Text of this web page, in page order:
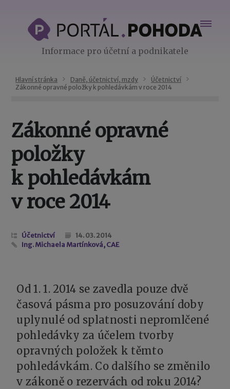
Informace pro účetní a podnikatele
Hlavní stránka Daně, účetnictví, mzdy
Účetnictví
Zákonné opravné položky k pohledávkám v roce 2014
Zákonné opravné
položky
k pohledávkám
v roce 2014
Účetnictví
14. 03. 2014
Ing. Michaela Martínková, CAE
Od 1. 1. 2014 se zavedla pouze dvě
časová pásma pro posuzování doby
uplynulé od splatnosti nepromlčené
pohledávky za účelem tvorby
opravných položek k těmto
pohledávkám. Co dalšího se změnilo
v zákoně o rezervách od roku 2014?